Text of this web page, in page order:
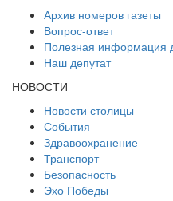
Архив номеров газеты
Вопрос-ответ
Полезная информация
Наш депутат
НОВОСТИ
Новости столицы
События
Здравоохранение
Транспорт
Безопасность
Эхо Победы